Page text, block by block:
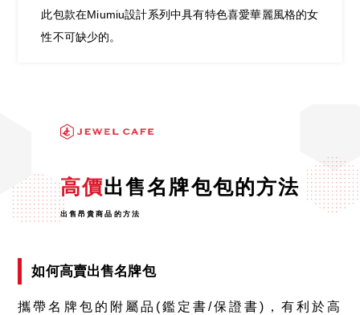
此包款在Miumiu設計系列中具有特色喜愛華麗風格的女
性不可缺少的。
高價出售名牌包包的方法
出售昂貴商品的方法
如何高賣出售名牌包
攜帶名牌包的附屬品(鑑定書/保證書)，有利於高